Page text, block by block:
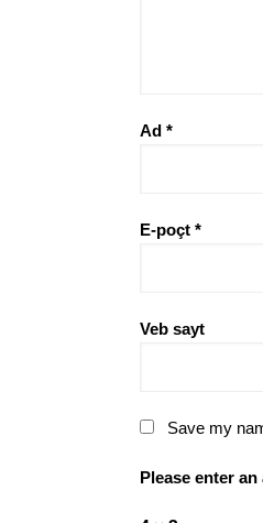
Ad *
E-poçt *
Veb sayt
Save my
Please enter